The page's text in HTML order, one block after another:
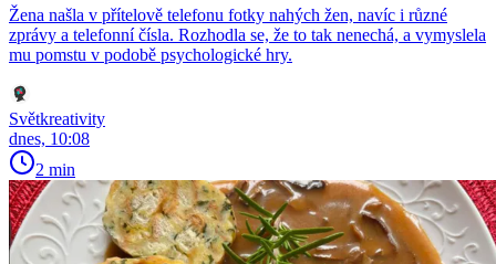
Žena našla v přítelově telefonu fotky nahých žen, navíc i různé
zprávy a telefonní čísla. Rozhodla se, že to tak nenechá, a vymyslela
mu pomstu v podobě psychologické hry.
Světkreativity
dnes, 10:08
2 min